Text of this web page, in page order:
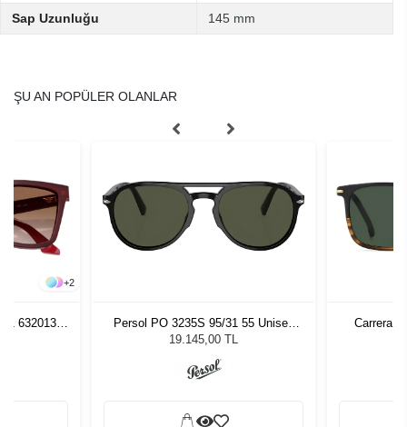
Sap Uzunluğu 145 mm
ŞU AN POPÜLER OLANLAR
+2
632013
Persol PO 3235S 95/31 55 Unisex
Güneş Gözlüğü
19.145,00 TL
Carrera